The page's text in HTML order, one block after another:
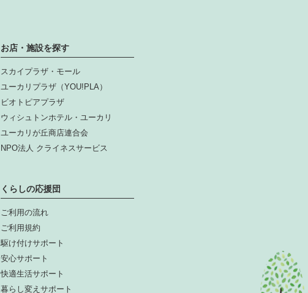
お店・施設を探す
スカイプラザ・モール
ユーカリプラザ（YOU!PLA）
ビオトピアプラザ
ウィシュトンホテル・ユーカリ
ユーカリが丘商店連合会
NPO法人 クライネスサービス
くらしの応援団
ご利用の流れ
ご利用規約
駆け付けサポート
安心サポート
快適生活サポート
暮らし変えサポート